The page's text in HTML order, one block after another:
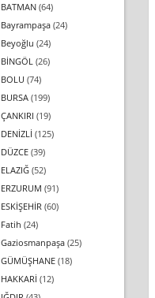
BATMAN (64)
Bayrampaşa (24)
Beyoğlu (24)
BİNGÖL (26)
BOLU (74)
BURSA (199)
ÇANKIRI (19)
DENİZLİ (125)
DÜZCE (39)
ELAZIĞ (52)
ERZURUM (91)
ESKİŞEHİR (60)
Fatih (24)
Gaziosmanpaşa (25)
GÜMÜŞHANE (18)
HAKKARİ (12)